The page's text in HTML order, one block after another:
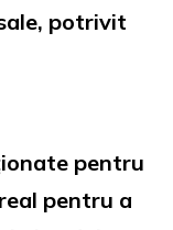
potrivit
pentru
pentru a